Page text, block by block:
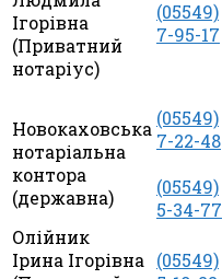
Ігорівна
(Приватний
нотаріус)
(05549)
7-95-17
Новокаховська
нотаріальна
контора
(державна)
(05549)
7-22-48
(05549)
5-34-77
Олійник
Ірина Ігорівна (05549)